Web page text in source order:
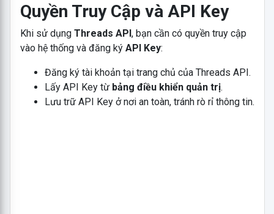
Quyền Truy Cập và API Key
Khi sử dụng Threads API, bạn cần có quyền truy cập
vào hệ thống và đăng ký API Key:
Đăng ký tài khoản tại trang chủ của Threads API.
Lấy API Key từ bảng điều khiển quản trị.
Lưu trữ API Key ở nơi an toàn, tránh rò rỉ thông tin.